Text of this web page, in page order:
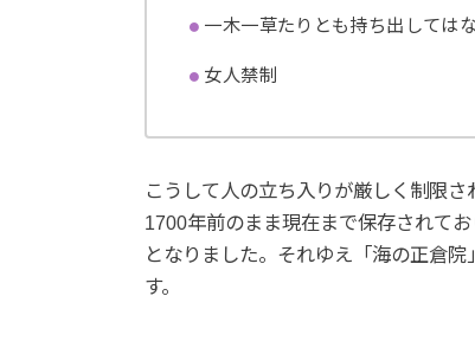
一木一草たりとも持ち出しては
女人禁制
こうして人の立ち入りが厳しく制限
1700年前のまま現在まで保存されて
となりました。それゆえ「海の正倉
す。